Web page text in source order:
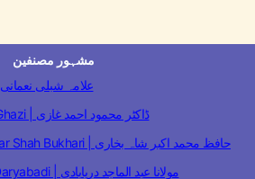
مشہور مصنفین
Allama Shibli Nomani | علامہ شبلی نعمانی
Dr. Mahmood Ahmad Ghazi | ڈاکٹر محمود احمد غازی
Hafiz Muhammad Akbar Shah Bukhari | حافظ محمد اکبر شاہ بخاری
Maulana Abdul Majid Daryabadi | مولانا عبد الماجد دریابادی